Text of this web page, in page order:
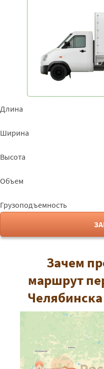
Длина
Ширина
Высота
Объем
Грузоподъемность
Зачем
маршрут